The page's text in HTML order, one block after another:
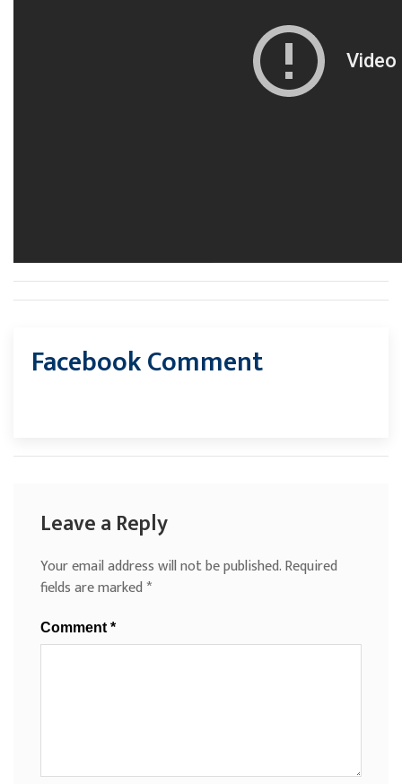
Facebook Comment
Leave a Reply
Your email address will not be published.Required
fields are marked*
Comment *